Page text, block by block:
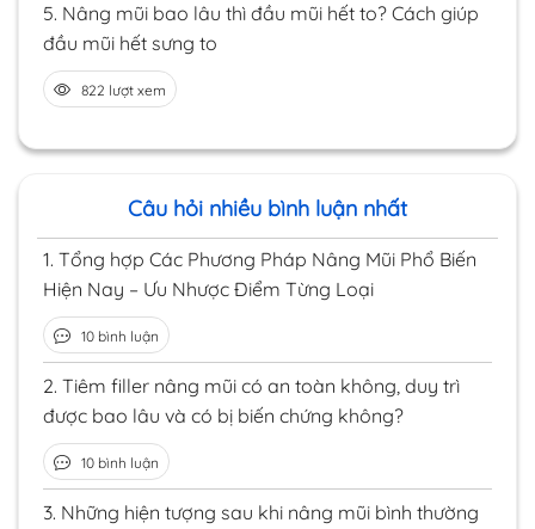
5. Nâng mũi bao lâu thì đầu mũi hết to? Cách giúp
đầu mũi hết sưng to
822 lượt xem
Câu hỏi nhiều bình luận nhất
1. Tổng hợp Các Phương Pháp Nâng Mũi Phổ Biến
Hiện Nay – Ưu Nhược Điểm Từng Loại
10 bình luận
2. Tiêm filler nâng mũi có an toàn không, duy trì
được bao lâu và có bị biến chứng không?
10 bình luận
3. Những hiện tượng sau khi nâng mũi bình thường